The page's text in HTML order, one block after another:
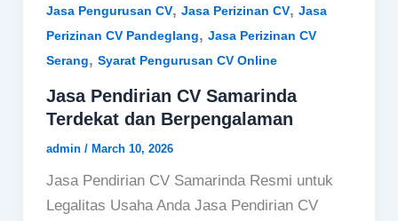
Jasa Pengurusan CV, Jasa Perizinan CV, Jasa
Perizinan CV Pandeglang, Jasa Perizinan CV
Serang, Syarat Pengurusan CV Online
Jasa Pendirian CV Samarinda
Terdekat dan Berpengalaman
admin / March 10, 2026
Jasa Pendirian CV Samarinda Resmi untuk
Legalitas Usaha Anda Jasa Pendirian CV